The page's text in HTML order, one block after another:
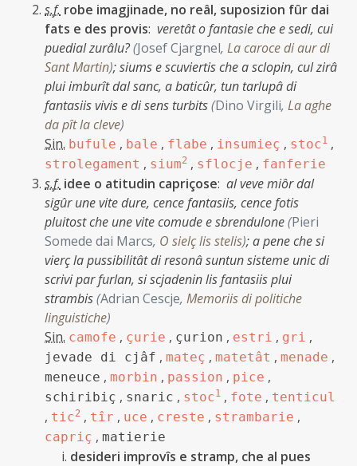
s.f. robe imagjinade, no reâl, suposizion fûr dai
fats e des provis: veretât o fantasie che e sedi, cui
puedial zurâlu?(Josef Cjargnel, La caroce di aur di
Sant Martin);siums e scuviertis che a sclopin, cul zirâ
plui imburît dal sanc, a baticûr, tun tarlupâ di
fantasiis vivis e di sens turbits(Dino Virgili, La aghe
da pît la cleve)
Sin. bufule , bale , flabe , insumieç , stoc1 ,
strolegament , sium2 , sflocje , fanferie
s.f. idee o atitudin capriçose: al veve miôr dal
sigûr une vite dure, cence fantasiis, cence fotis
pluitost che une vite comude e sbrendulone(Pieri
Somede dai Marcs, O sielç lis stelis);a pene che si
vierç la pussibilitât di resonâ suntun sisteme unic di
scrivi par furlan, si scjadenin lis fantasiis plui
strambis(Adrian Cescje, Memoriis di politiche
linguistiche)
Sin. camofe , çurie , çurion , estri , gri ,
jevade di cjâf , mateç , matetât , menade ,
meneuce , morbin , passion , pice ,
schiribiç , snaric , stoc1 , fote , tenticul
, tic2 , tîr , uce , creste , strambarie ,
capriç , matierie
desideri improvîs e stramp, che al pues